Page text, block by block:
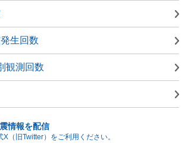
生回数
観測回数
情報を配信
（旧Twitter）をご利用ください。